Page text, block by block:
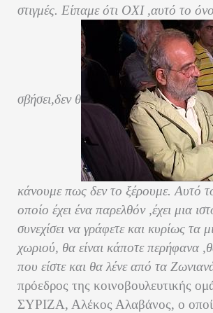
στιγμές. Είπαμε ότι ΟΧΙ ,αυτό το
σβήσει,δεν θ
κάνουμε πως δεν το ξέρουμε. Αυτό
οποίο έχει ένα παρελθόν ,έχει μια
συνεχίσει να γράφετε και κυρίως τα
χωριού, θα είναι κάποτε περήφανα
που είστε και θα λένε από τα
πρόεδρος της κοινοβουλευτικής
ΣΥΡΙΖΑ, Αλέκος Αλαβάνος, ο